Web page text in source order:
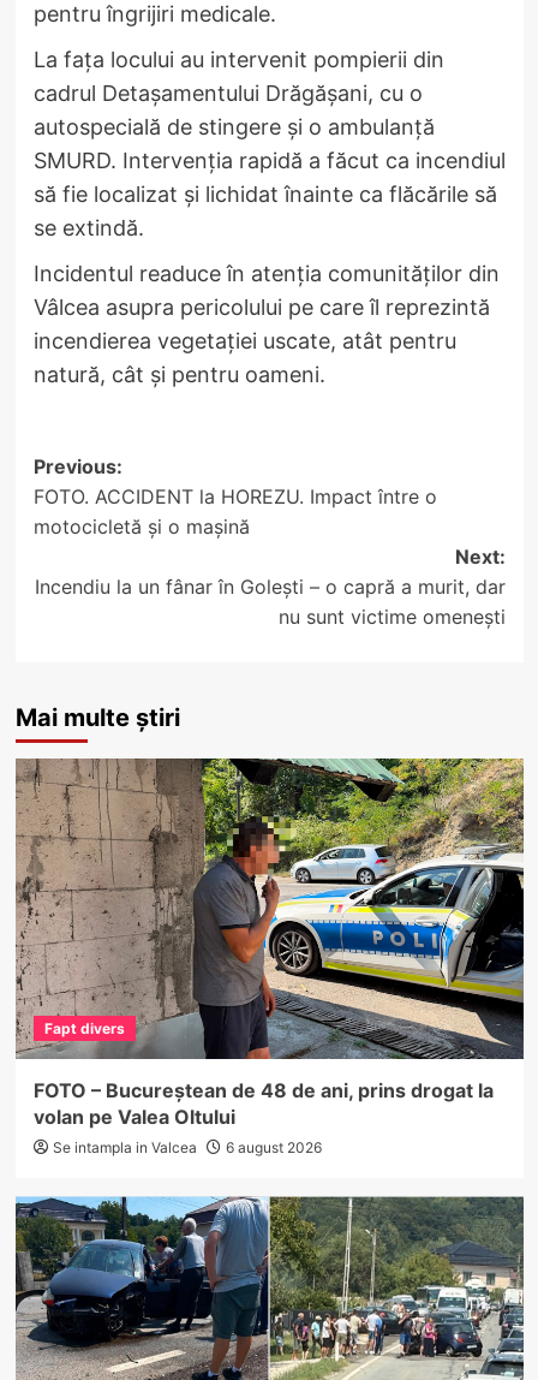
pentru îngrijiri medicale.
La fața locului au intervenit pompierii din
cadrul Detașamentului Drăgășani, cu o
autospecială de stingere și o ambulanță
SMURD. Intervenția rapidă a făcut ca incendiul
să fie localizat și lichidat înainte ca flăcările să
se extindă.
Incidentul readuce în atenția comunităților din
Vâlcea asupra pericolului pe care îl reprezintă
incendierea vegetației uscate, atât pentru
natură, cât și pentru oameni.
Post
navigation
Previous:
FOTO. ACCIDENT la HOREZU. Impact între o
motocicletă și o mașină
Next:
Incendiu la un fânar în Golești – o capră a murit, dar
nu sunt victime omenești
Mai multe știri
Fapt divers
FOTO – Bucureștean de 48 de ani, prins drogat la
volan pe Valea Oltului
Se intampla in Valcea 6 august 2026